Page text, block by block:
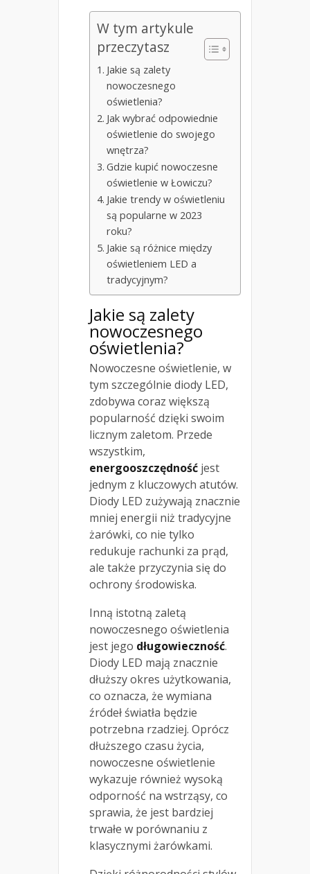
W tym artykule
przeczytasz
Jakie są zalety
nowoczesnego
oświetlenia?
Jak wybrać odpowiednie
oświetlenie do swojego
wnętrza?
Gdzie kupić nowoczesne
oświetlenie w Łowiczu?
Jakie trendy w oświetleniu
są popularne w 2023
roku?
Jakie są różnice między
oświetleniem LED a
tradycyjnym?
Jakie są zalety
nowoczesnego
oświetlenia?
Nowoczesne oświetlenie, w
tym szczególnie diody LED,
zdobywa coraz większą
popularność dzięki swoim
licznym zaletom. Przede
wszystkim,
energooszczędność jest
jednym z kluczowych atutów.
Diody LED zużywają znacznie
mniej energii niż tradycyjne
żarówki, co nie tylko
redukuje rachunki za prąd,
ale także przyczynia się do
ochrony środowiska.
Inną istotną zaletą
nowoczesnego oświetlenia
jest jego długowieczność.
Diody LED mają znacznie
dłuższy okres użytkowania,
co oznacza, że wymiana
źródeł światła będzie
potrzebna rzadziej. Oprócz
dłuższego czasu życia,
nowoczesne oświetlenie
wykazuje również wysoką
odporność na wstrząsy, co
sprawia, że jest bardziej
trwałe w porównaniu z
klasycznymi żarówkami.